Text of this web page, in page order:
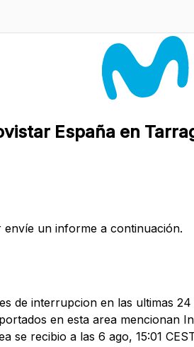
España en
un informe a continuación.
de interrupcion en las ultimas
en esta area mencionan
se recibio a las 6 ago, 15:01